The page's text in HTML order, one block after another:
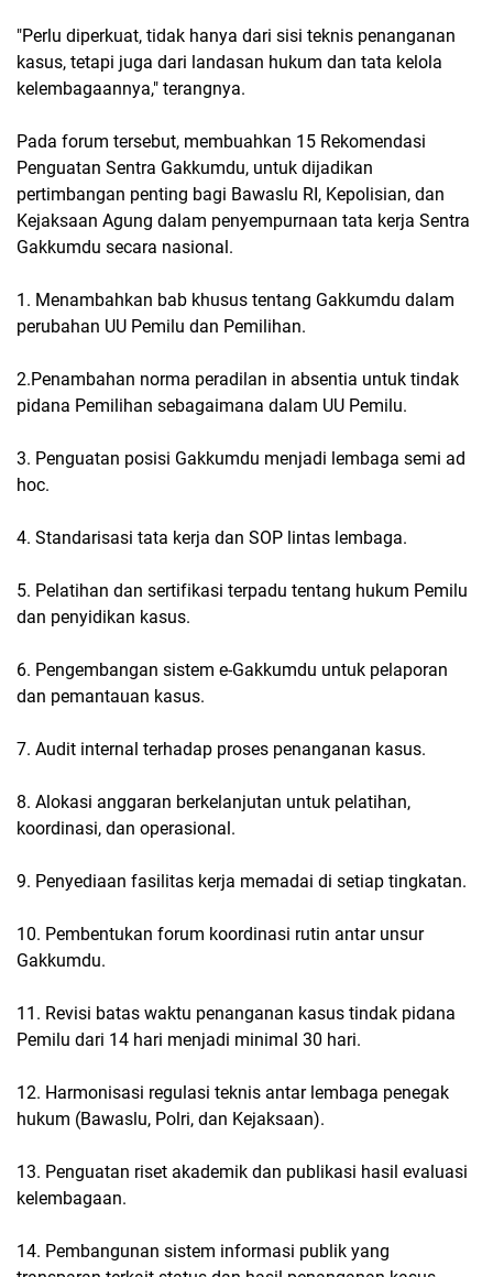
"Perlu diperkuat, tidak hanya dari sisi teknis penanganan
kasus, tetapi juga dari landasan hukum dan tata kelola
kelembagaannya," terangnya.
Pada forum tersebut, membuahkan 15 Rekomendasi
Penguatan Sentra Gakkumdu, untuk dijadikan
pertimbangan penting bagi Bawaslu RI, Kepolisian, dan
Kejaksaan Agung dalam penyempurnaan tata kerja Sentra
Gakkumdu secara nasional.
1. Menambahkan bab khusus tentang Gakkumdu dalam
perubahan UU Pemilu dan Pemilihan.
2.Penambahan norma peradilan in absentia untuk tindak
pidana Pemilihan sebagaimana dalam UU Pemilu.
3. Penguatan posisi Gakkumdu menjadi lembaga semi ad
hoc.
4. Standarisasi tata kerja dan SOP lintas lembaga.
5. Pelatihan dan sertifikasi terpadu tentang hukum Pemilu
dan penyidikan kasus.
6. Pengembangan sistem e-Gakkumdu untuk pelaporan
dan pemantauan kasus.
7. Audit internal terhadap proses penanganan kasus.
8. Alokasi anggaran berkelanjutan untuk pelatihan,
koordinasi, dan operasional.
9. Penyediaan fasilitas kerja memadai di setiap tingkatan.
10. Pembentukan forum koordinasi rutin antar unsur
Gakkumdu.
11. Revisi batas waktu penanganan kasus tindak pidana
Pemilu dari 14 hari menjadi minimal 30 hari.
12. Harmonisasi regulasi teknis antar lembaga penegak
hukum (Bawaslu, Polri, dan Kejaksaan).
13. Penguatan riset akademik dan publikasi hasil evaluasi
kelembagaan.
14. Pembangunan sistem informasi publik yang